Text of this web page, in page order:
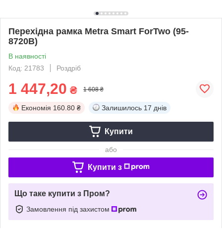
Перехідна рамка Metra Smart ForTwo (95-
8720B)
В наявності
Код: 21783
Роздріб
1 447,20 ₴ 1 608 ₴
Економія 160.80 ₴ Залишилось 17 днів
Купити
або
Купити з
Що таке купити з Пром?
Замовлення під захистом